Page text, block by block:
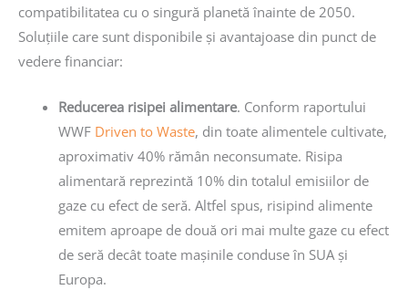
compatibilitatea cu o singură planetă înainte de 2050.
Soluțiile care sunt disponibile și avantajoase din punct de
vedere financiar:
Reducerea risipei alimentare. Conform raportului
WWF Driven to Waste, din toate alimentele cultivate,
aproximativ 40% rămân neconsumate. Risipa
alimentară reprezintă 10% din totalul emisiilor de
gaze cu efect de seră. Altfel spus, risipind alimente
emitem aproape de două ori mai multe gaze cu efect
de seră decât toate mașinile conduse în SUA și
Europa.